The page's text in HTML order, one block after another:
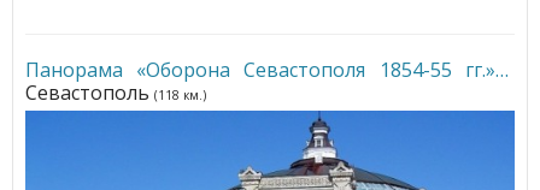
Панорама «Оборона Севастополя 1854-55 гг.»
Севастополь (118 км.)